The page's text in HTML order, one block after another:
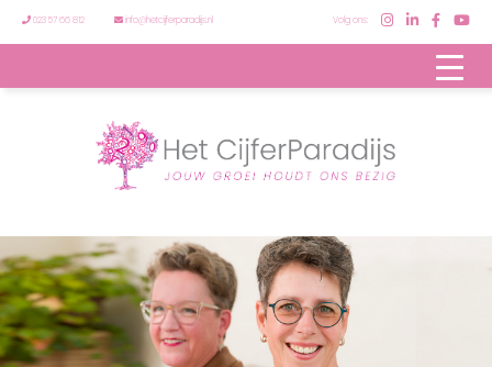
023 57 66 812 info@hetcijferparadijs.nl Volg ons: